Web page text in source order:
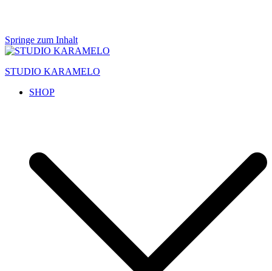
Springe zum Inhalt
STUDIO KARAMELO
SHOP